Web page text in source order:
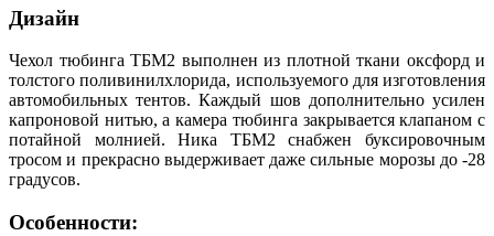
Дизайн
Чехол тюбинга ТБМ2 выполнен из плотной ткани оксфорд и
толстого поливинилхлорида, используемого для изготовления
автомобильных тентов. Каждый шов дополнительно усилен
капроновой нитью, а камера тюбинга закрывается клапаном с
потайной молнией. Ника ТБМ2 снабжен буксировочным
тросом и прекрасно выдерживает даже сильные морозы до -28
градусов.
Особенности: